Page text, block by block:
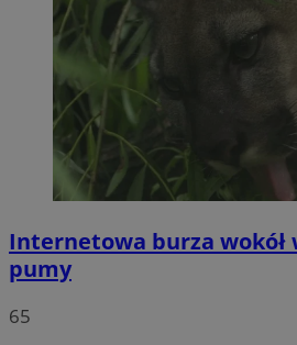
Internetowa burza wokół
pumy
65